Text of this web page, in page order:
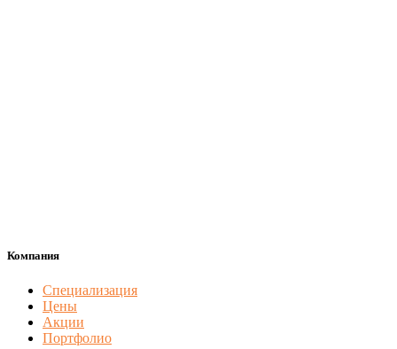
Компания
Специализация
Цены
Акции
Портфолио